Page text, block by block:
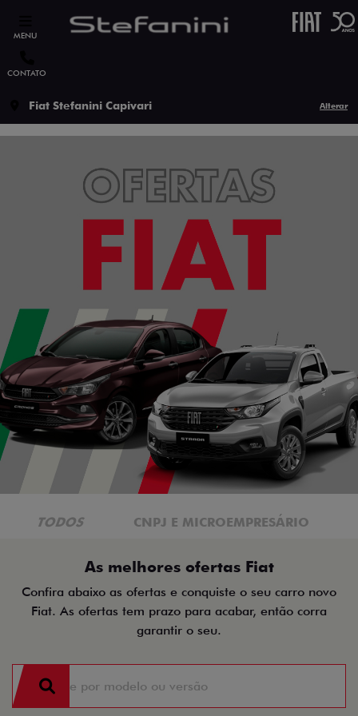
MENU
CONTATO
Fiat Stefanini Capivari Alterar
TODOS CNPJ E MICROEMPRESÁRIO
As melhores ofertas Fiat
Confira abaixo as ofertas e conquiste o seu carro novo
Fiat. As ofertas tem prazo para acabar, então corra
garantir o seu.